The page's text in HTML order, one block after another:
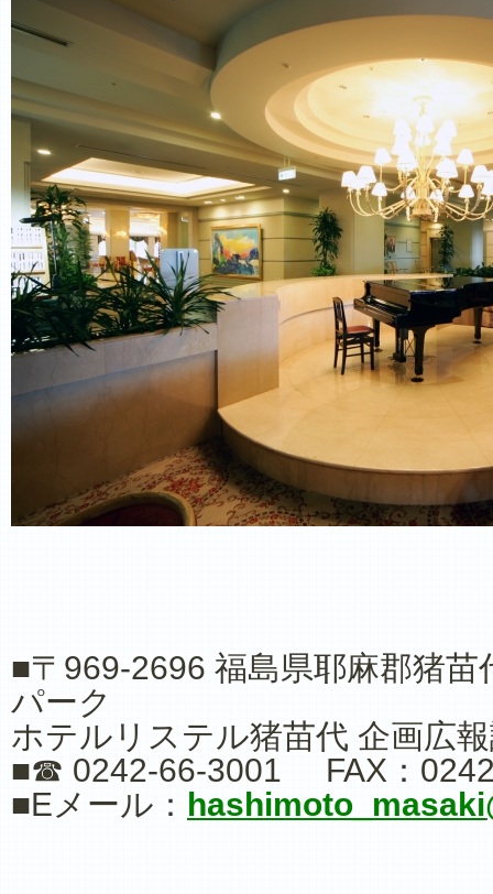
■〒969-2696 福島県耶麻郡猪
パーク
ホテルリステル猪苗代 企画広
■☎ 0242-66-3001 FAX：
■Eメール： hashimoto_masaki